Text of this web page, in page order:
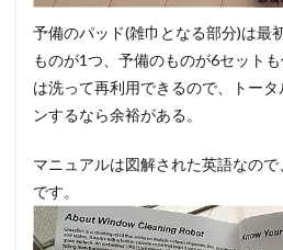
予備のパッド(雑巾となる部分)は最
ものが1つ、予備のものが6セット
は洗って再利用できるので、トー
ンするなら余裕がある。
マニュアルは図解された英語なの
です。